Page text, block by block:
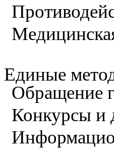
Единые
Обращение
Конкурсы и